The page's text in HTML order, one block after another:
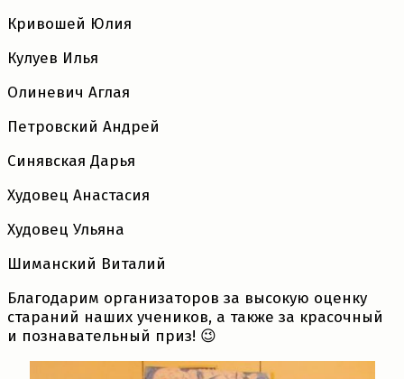
Кривошей Юлия
Кулуев Илья
Олиневич Аглая
Петровский Андрей
Синявская Дарья
Худовец Анастасия
Худовец Ульяна
Шиманский Виталий
Благодарим организаторов за высокую оценку
стараний наших учеников, а также за красочный
и познавательный приз! 😉